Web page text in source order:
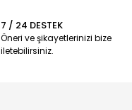
7 / 24 DESTEK
Öneri ve şikayetlerinizi bize
iletebilirsiniz.